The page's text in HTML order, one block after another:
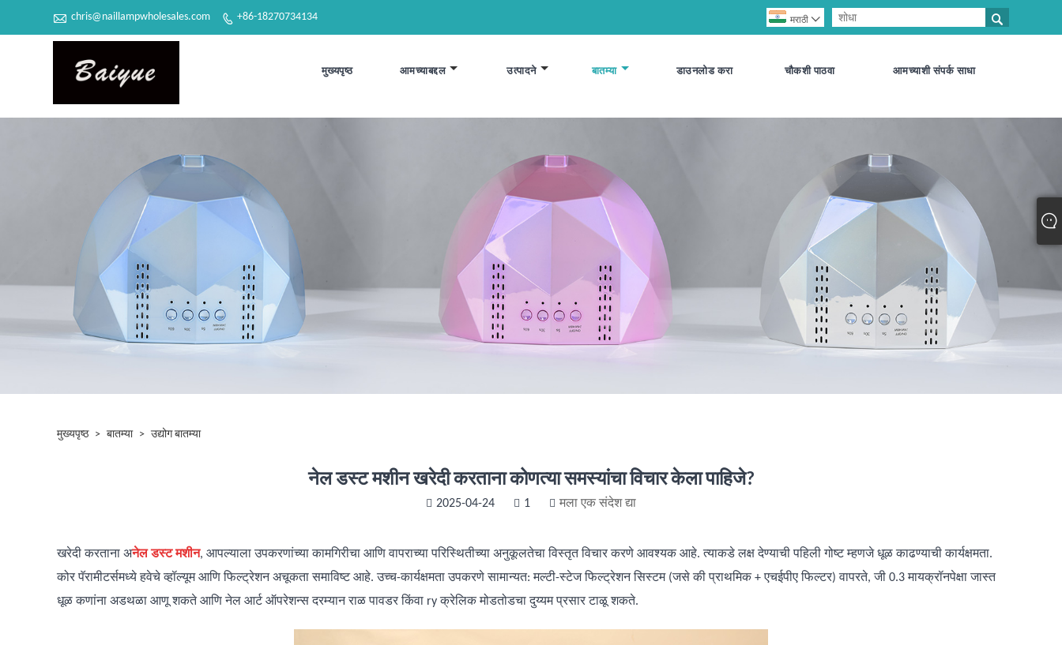
 chris@naillampwholesales.com  +86-18270734134 
मराठी 
मुख्यपृष्ठ आमच्याबद्दल उत्पादने बातम्या डाउनलोड करा चौकशी पाठवा आमच्याशी संपर्क साधा
मुख्यपृष्ठ > बातम्या > उद्योग बातम्या
नेल डस्ट मशीन खरेदी करताना कोणत्या समस्यांचा विचार केला पाहिजे?
2025-04-24 1 मला एक संदेश द्या
खरेदी करताना अनेल डस्ट मशीन, आपल्याला उपकरणांच्या कामगिरीचा आणि वापराच्या परिस्थितीच्या अनुकूलतेचा विस्तृत विचार करणे आवश्यक आहे. त्याकडे लक्ष देण्याची पहिली गोष्ट म्हणजे धूळ काढण्याची कार्यक्षमता.
कोर पॅरामीटर्समध्ये हवेचे व्हॉल्यूम आणि फिल्ट्रेशन अचूकता समाविष्ट आहे. उच्च-कार्यक्षमता उपकरणे सामान्यत: मल्टी-स्टेज फिल्ट्रेशन सिस्टम (जसे की प्राथमिक + एचईपीए फिल्टर) वापरते, जी 0.3 मायक्रॉनपेक्षा जास्त
धूळ कणांना अडथळा आणू शकते आणि नेल आर्ट ऑपरेशन्स दरम्यान राळ पावडर किंवा ry क्रेलिक मोडतोडचा दुय्यम प्रसार टाळू शकते.